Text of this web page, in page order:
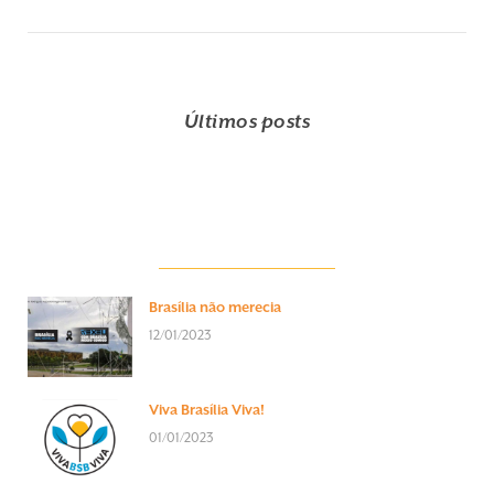
Últimos posts
Brasília não merecia
12/01/2023
Viva Brasília Viva!
01/01/2023